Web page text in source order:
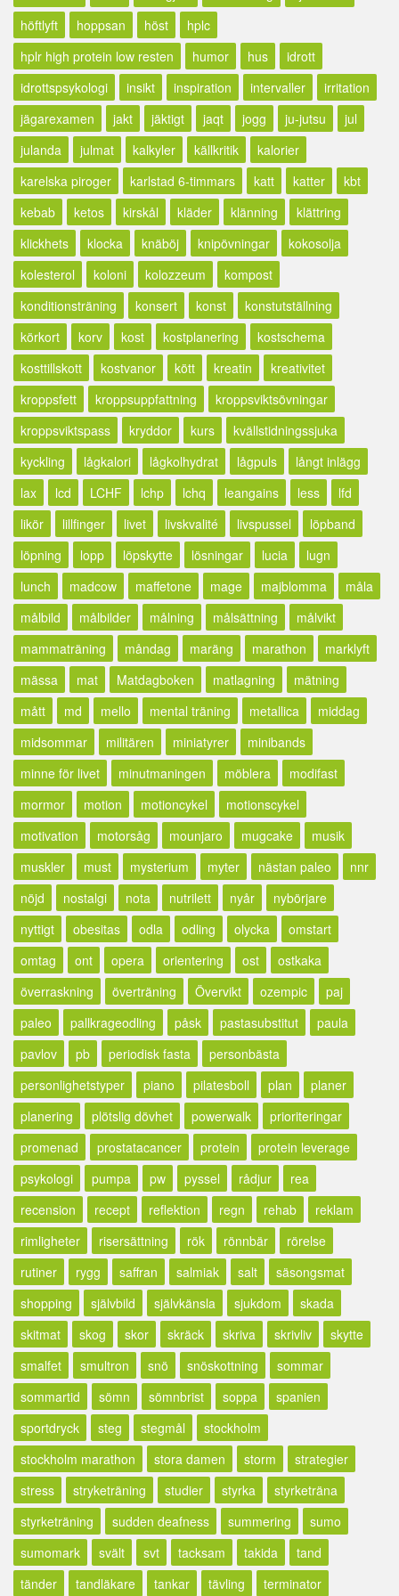
höftlyft
hoppsan höst
hplc
hplr high protein low resten
humor hus
idrott
idrottspsykologi
insikt inspiration intervaller
irritation
jägarexamen
jakt jäktigt jaqt jogg ju-jutsu
jul
julanda
julmat kalkyler källkritik
kalorier
karelska piroger
karlstad 6-timmars katt katter
kbt
kebab
ketos kirskål kläder klänning
klättring
klickhets
klocka knäböj knipövningar
kokosolja
kolesterol
koloni kolozzeum
kompost
konditionsträning
konsert konst
konstutställning
körkort
korv kost kostplanering
kostschema
kosttillskott
kostvanor kött kreatin
kreativitet
kroppsfett
kroppsuppfattning
kroppsviktsövningar
kroppsviktspass
kryddor kurs
kvällstidningssjuka
kyckling
lågkalori lågkolhydrat lågpuls
långt inlägg
lax
lcd LCHF lchp lchq leangains less
lfd
likör
lillfinger livet livskvalité livspussel
löpband
löpning
lopp löpskytte lösningar lucia
lugn
lunch
madcow maffetone mage majblomma
måla
målbild
målbilder målning målsättning
målvikt
mammaträning
måndag maräng marathon
marklyft
mässa
mat Matdagboken matlagning
mätning
mått
md mello mental träning metallica
middag
midsommar
militären miniatyrer
minibands
minne för livet
minutmaningen möblera
modifast
mormor
motion motioncykel
motionscykel
motivation
motorsåg mounjaro mugcake
musik
muskler
must mysterium myter nästan paleo
nnr
nöjd
nostalgi nota nutrilett nyår
nybörjare
nyttigt
obesitas odla odling olycka
omstart
omtag
ont opera orientering ost
ostkaka
överraskning
överträning Övervikt ozempic
paj
paleo
pallkrageodling påsk pastasubstitut
paula
pavlov
pb periodisk fasta
personbästa
personlighetstyper
piano pilatesboll plan
planer
planering
plötslig dövhet powerwalk
prioriteringar
promenad
prostatacancer protein
protein leverage
psykologi
pumpa pw pyssel rådjur
rea
recension
recept reflektion regn rehab
reklam
rimligheter
risersättning rök rönnbär
rörelse
rutiner
rygg saffran salmiak salt
säsongsmat
shopping
självbild självkänsla sjukdom
skada
skitmat
skog skor skräck skriva skrivliv
skytte
smalfet
smultron snö snöskottning
sommar
sommartid
sömn sömnbrist soppa
spanien
sportdryck
steg stegmål
stockholm
stockholm marathon
stora damen storm
strategier
stress
stryketräning studier styrka
styrketräna
styrketräning
sudden deafness summering
sumo
sumomark
svält svt tacksam takida
tand
tänder
tandläkare tankar tävling
terminator